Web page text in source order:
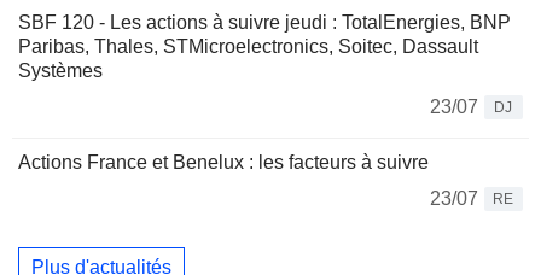
SBF 120 - Les actions à suivre jeudi : TotalEnergies, BNP
Paribas, Thales, STMicroelectronics, Soitec, Dassault
Systèmes
23/07
DJ
Actions France et Benelux : les facteurs à suivre
23/07
RE
Plus d'actualités